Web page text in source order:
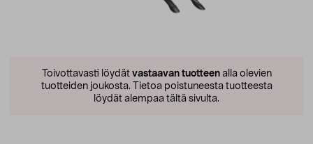
Toivottavasti löydät vastaavan tuotteenalla olevien
tuotteiden joukosta. Tietoa poistuneesta tuotteesta
löydät alempaa tältä sivulta.